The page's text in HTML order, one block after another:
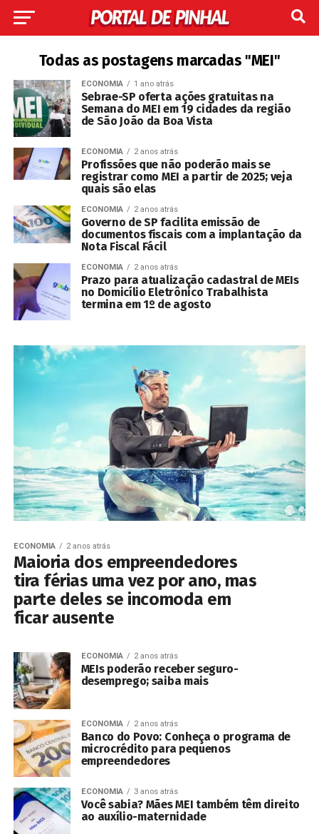
Todas as postagens marcadas "MEI"
ECONOMIA 1 ano atrás
Sebrae-SP oferta ações gratuitas na
Semana do MEI em 19 cidades da região
de São João da Boa Vista
ECONOMIA 2 anos atrás
Profissões que não poderão mais se
registrar como MEI a partir de 2025; veja
quais são elas
ECONOMIA 2 anos atrás
Governo de SP facilita emissão de
documentos fiscais com a implantação da
Nota Fiscal Fácil
ECONOMIA 2 anos atrás
Prazo para atualização cadastral de MEIs
no Domicílio Eletrônico Trabalhista
termina em 1º de agosto
ECONOMIA 2 anos atrás
Maioria dos empreendedores
tira férias uma vez por ano, mas
parte deles se incomoda em
ficar ausente
ECONOMIA 2 anos atrás
MEIs poderão receber seguro-
desemprego; saiba mais
ECONOMIA 2 anos atrás
Banco do Povo: Conheça o programa de
microcrédito para pequenos
empreendedores
ECONOMIA 3 anos atrás
Você sabia? Mães MEI também têm direito
ao auxílio-maternidade